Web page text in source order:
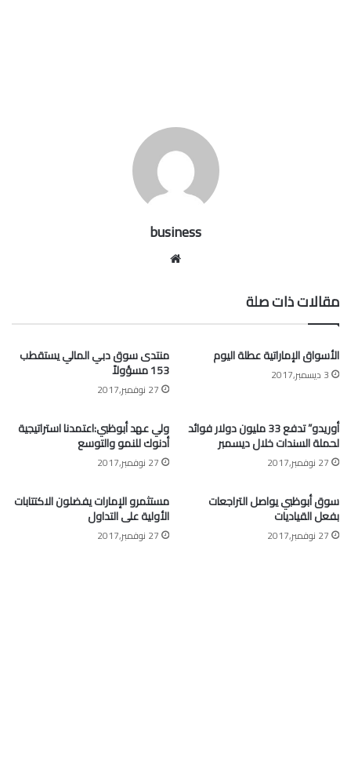
business
مقالات ذات صلة
الأسواق الإماراتية عطلة اليوم
3 ديسمبر,2017
منتدى سوق دبي المالي يستقطب
153 مسؤولاً
27 نوفمبر,2017
أوريدو” تدفع 33 مليون دولار فوائد
لحملة السندات خلال ديسمبر
27 نوفمبر,2017
ولي عهد أبوظبي:اعتمدنا استراتيجية
أدنوك للنمو والتوسع
27 نوفمبر,2017
سوق أبوظبي يواصل التراجعات
بفعل القياديات
27 نوفمبر,2017
مستثمرو الإمارات يفضلون الاكتتابات
الأولية على التداول
27 نوفمبر,2017